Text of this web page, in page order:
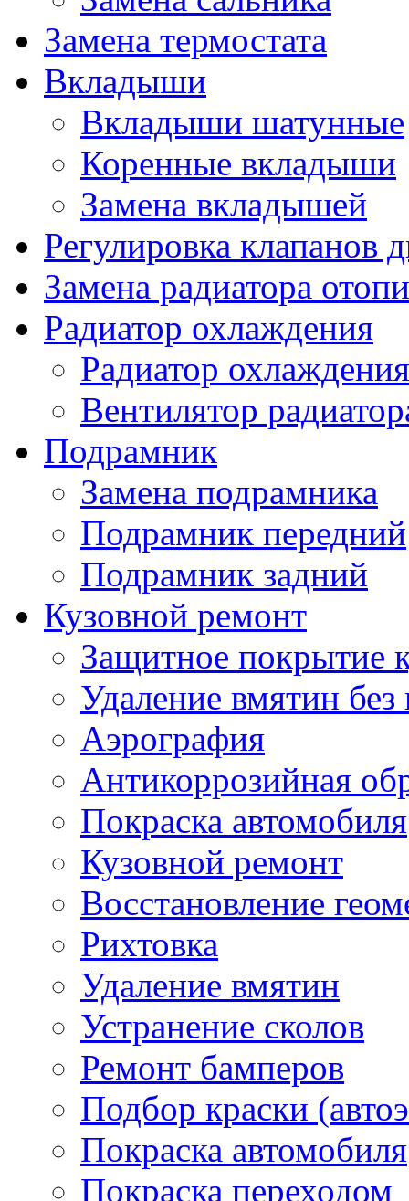
Замена термостата
Вкладыши
Вкладыши шатунные
Коренные вкладыши
Замена вкладышей
Регулировка клапанов
Замена радиатора
Радиатор охлаждения
Радиатор
Вентилятор
Подрамник
Замена подрамника
Подрамник передний
Подрамник задний
Кузовной ремонт
Защитное покрытие
Удаление вмятин без
Аэрография
Антикоррозийная
Покраска автомобиля
Кузовной ремонт
Восстановление
Рихтовка
Удаление вмятин
Устранение сколов
Ремонт бамперов
Подбор краски
Покраска автомобиля
Покраска переходом